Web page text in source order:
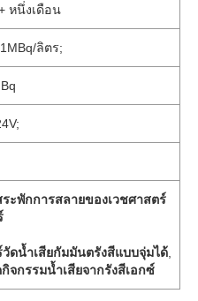
หนึ่งเดือน
ลิตร;
ะพักการสลายของเวชศาสตร์
วัดน้ำเสียกัมมันตรังสีแบบจุ่มได้
กิจกรรมน้ำเสียจากรังสีเอกซ์